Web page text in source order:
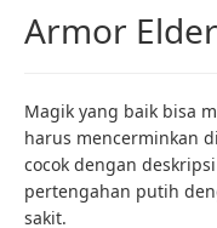
Armor
Magik yang baik bisa
harus mencerminkan
cocok dengan
pertengahan putih
sakit.